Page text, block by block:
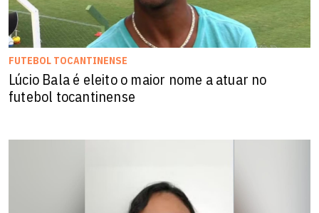
FUTEBOL TOCANTINENSE
Lúcio Bala é eleito o maior nome a atuar no
futebol tocantinense